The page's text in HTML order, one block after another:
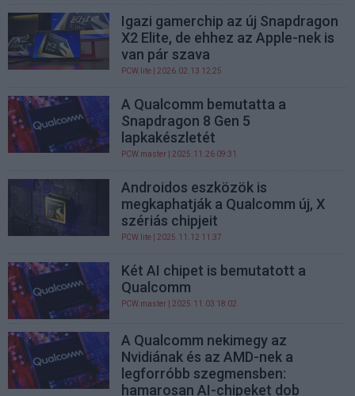
Igazi gamerchip az új Snapdragon
X2 Elite, de ehhez az Apple-nek is
van pár szava
PCW.lite | 2026.02.13 12:25
A Qualcomm bemutatta a
Snapdragon 8 Gen 5
lapkakészletét
PCW.master | 2025.11.26 09:31
Androidos eszközök is
megkaphatják a Qualcomm új, X
szériás chipjeit
PCW.lite | 2025.11.12 11:37
Két AI chipet is bemutatott a
Qualcomm
PCW.master | 2025.11.03 18:02
A Qualcomm nekimegy az
Nvidiának és az AMD-nek a
legforróbb szegmensben:
hamarosan AI-chipeket dob